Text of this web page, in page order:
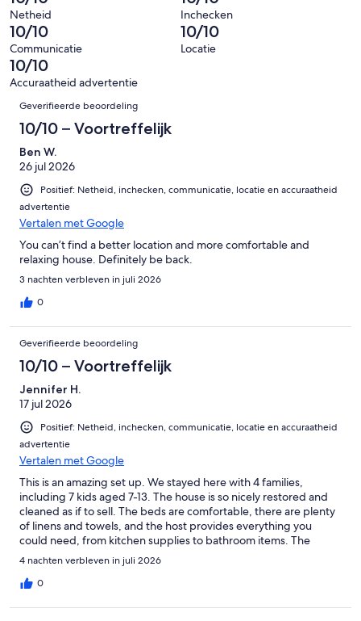
Bedrooms 5, 6, and 7 share access to a full bathroom with walk-in
shower
1800 square foot Game and Entertainment Pavilion with bar kitchen
Guest Access:
Guests will have access to the entire home except for locked closets
used for supplies.
The Neighborhood:
The home is right in the middle of the action! Directly adjacent to
Schlitterbahn and only a 5 minute walk to the City Tube Shoot for a
walk back to the home. Relax - Recharge - Repeat!
Short walk to shopping, dining, and live music venues in Downtown
New Braunfels. 5 minute drive to Gruene.
Getting Around:
All things New Braunfels and Gruene are less than 1.5 miles in either
direction
* 9 minute walk to Main entrance to Schlitterbahn
* River Outfitters are a stone's throw from the home
* 5 minute walk to Comal River Tube shoot
151
beoordelingen
van
151
beoordelingen
Ontzettend
slecht.
0
van
151
beoordelingen
Netheid Inchecken
10/10
Communicatie
10/10
Locatie
10/10
Accuraatheid advertentie
Beoordelingen
Geverifieerde beoordeling
10/10 – Voortreffelijk
Ben W.
26 jul 2026
Positief: Netheid, inchecken, communicatie, locatie en accuraatheid
advertentie
Vertalen met Google
You can’t find a better location and more comfortable and
relaxing house. Definitely be back.
3 nachten verbleven in juli 2026
0
Geverifieerde beoordeling
10/10 – Voortreffelijk
Jennifer H.
17 jul 2026
Positief: Netheid, inchecken, communicatie, locatie en accuraatheid
advertentie
Vertalen met Google
This is an amazing set up. We stayed here with 4 families,
including 7 kids aged 7-13. The house is so nicely restored and
cleaned as if to sell. The beds are comfortable, there are plenty
of linens and towels, and the host provides everything you
could need, from kitchen supplies to bathroom items. The
pavilion in the back of the property is so very cool. It rained most
of our visit, so we weren’t able to go tubing and our time at
Schlitterbahn was abbreviated, but the kids didn’t even notice.
rating. My mom is already talking about going back for another
4 nachten verbleven in juli 2026
0